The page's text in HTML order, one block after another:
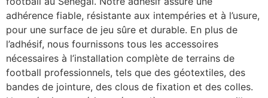
adhérence fiable, résistante aux intempéries et à l’usure,
pour une surface de jeu sûre et durable. En plus de
l’adhésif, nous fournissons tous les accessoires
nécessaires à l’installation complète de terrains de
football professionnels, tels que des géotextiles, des
bandes de jointure, des clous de fixation et des colles.